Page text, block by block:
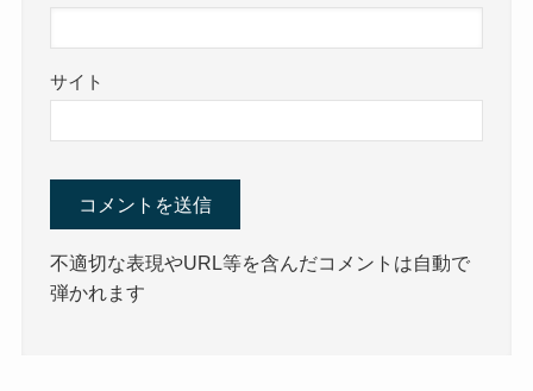
サイト
不適切な表現やURL等を含んだコメントは自動で
弾かれます